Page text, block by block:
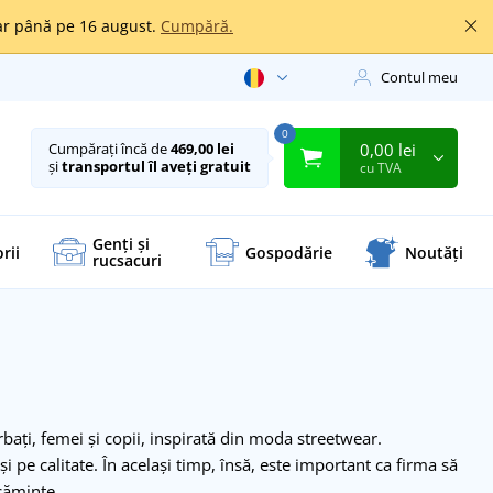
până pe 16 august. Cumpără.
Contul meu
Cumpărați încă de469,00 lei
șitransportul îl aveți gratuit
0
0,00 lei
cu TVA
Genți și
rucsacuri Gospodărie Noutăți
femei și copii, inspirată din moda streetwear.
pe calitate. În același timp, însă, este important ca firma să